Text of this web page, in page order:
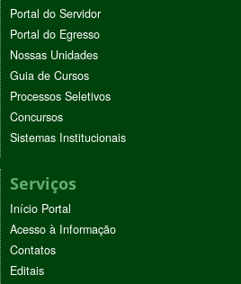
Portal do Servidor
Portal do Egresso
Nossas Unidades
Guia de Cursos
Processos Seletivos
Concursos
Sistemas Institucionais
Serviços
Início Portal
Acesso à Informação
Contatos
Editais